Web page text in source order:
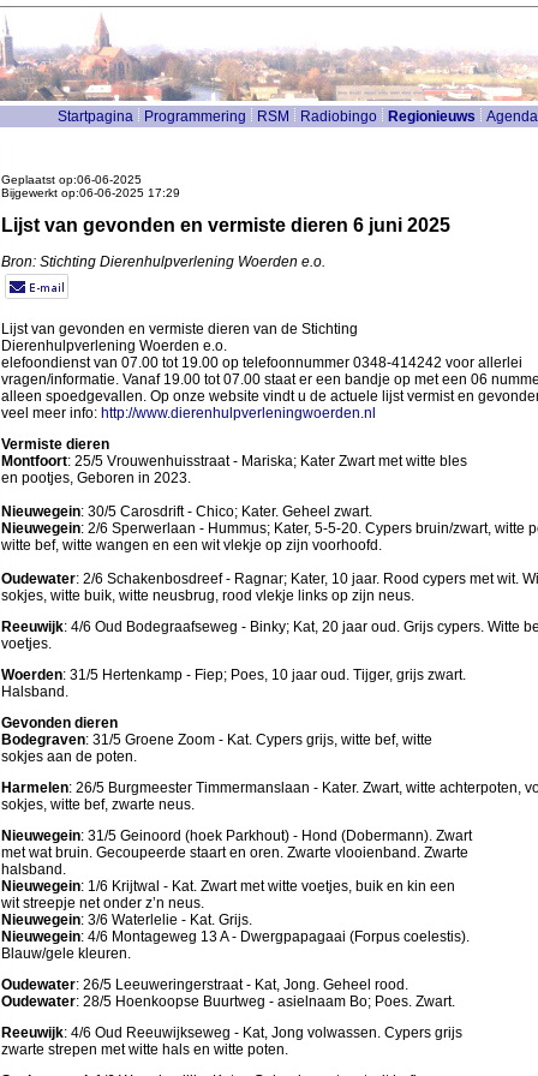
Startpagina Programmering RSM Radiobingo Regionieuws Agenda
Geplaatst op:06-06-2025
Bijgewerkt op:06-06-2025 17:29
Lijst van gevonden en vermiste dieren 6 juni 2025
Bron: Stichting Dierenhulpverlening Woerden e.o.
Lijst van gevonden en vermiste dieren van de Stichting
Dierenhulpverlening Woerden e.o.
elefoondienst van 07.00 tot 19.00 op telefoonnummer 0348-414242 voor allerlei
vragen/informatie. Vanaf 19.00 tot 07.00 staat er een bandje op met een 06
alleen spoedgevallen. Op onze website vindt u de actuele lijst vermist en
veel meer info: http://www.dierenhulpverleningwoerden.nl
Vermiste dieren
Montfoort: 25/5 Vrouwenhuisstraat - Mariska; Kater Zwart met witte bles
en pootjes, Geboren in 2023.
Nieuwegein: 30/5 Carosdrift - Chico; Kater. Geheel zwart.
Nieuwegein: 2/6 Sperwerlaan - Hummus; Kater, 5-5-20. Cypers bruin/zwart, witte
witte bef, witte wangen en een wit vlekje op zijn voorhoofd.
Oudewater: 2/6 Schakenbosdreef - Ragnar; Kater, 10 jaar. Rood cypers met wit.
sokjes, witte buik, witte neusbrug, rood vlekje links op zijn neus.
Reeuwijk: 4/6 Oud Bodegraafseweg - Binky; Kat, 20 jaar oud. Grijs cypers. Witte
voetjes.
Woerden: 31/5 Hertenkamp - Fiep; Poes, 10 jaar oud. Tijger, grijs zwart.
Halsband.
Gevonden dieren
Bodegraven: 31/5 Groene Zoom - Kat. Cypers grijs, witte bef, witte
sokjes aan de poten.
Harmelen: 26/5 Burgmeester Timmermanslaan - Kater. Zwart, witte achterpoten,
sokjes, witte bef, zwarte neus.
Nieuwegein: 31/5 Geinoord (hoek Parkhout) - Hond (Dobermann). Zwart
met wat bruin. Gecoupeerde staart en oren. Zwarte vlooienband. Zwarte
halsband.
Nieuwegein: 1/6 Krijtwal - Kat. Zwart met witte voetjes, buik en kin een
wit streepje net onder z’n neus.
Nieuwegein: 3/6 Waterlelie - Kat. Grijs.
Nieuwegein: 4/6 Montageweg 13 A - Dwergpapagaai (Forpus coelestis).
Blauw/gele kleuren.
Oudewater: 26/5 Leeuweringerstraat - Kat, Jong. Geheel rood.
Oudewater: 28/5 Hoenkoopse Buurtweg - asielnaam Bo; Poes. Zwart.
Reeuwijk: 4/6 Oud Reeuwijkseweg - Kat, Jong volwassen. Cypers grijs
zwarte strepen met witte hals en witte poten.